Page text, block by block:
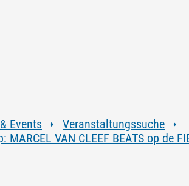
Events
Veranstaltungssuche
VAN CLEEF BEATS op de